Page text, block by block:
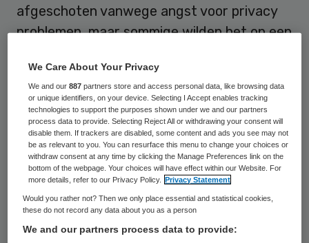
afgeschoten vanwege angst voor privacy
problemen, maar sommige wilden het op een
Rouwen?
Moeten we nu rouwig zijn om het mislukken
van deze landelijke plannen? Is dit het einde
van een mooie oplossing voor veilige
uitwisseling van patiëntengegevens?
Voordat we die vragen kunnen
beantwoorden, moeten we eerst kijken
We Care About Your Privacy
We and our887 partners store and access personal data, like browsing data
or unique identifiers, on your device. Selecting I Accept enables tracking
technologies to support the purposes shown under we and our partners
process data to provide. Selecting Reject All or withdrawing your consent will
disable them. If trackers are disabled, some content and ads you see may not
be as relevant to you. You can resurface this menu to change your choices or
withdraw consent at any time by clicking the Manage Preferences link on the
bottom of the webpage. Your choices will have effect within our Website. For
more details, refer to our Privacy Policy.
Privacy Statement
Would you rather not? Then we only place essential and statistical cookies,
these do not record any data about you as a person
We and our partners process data to provide: